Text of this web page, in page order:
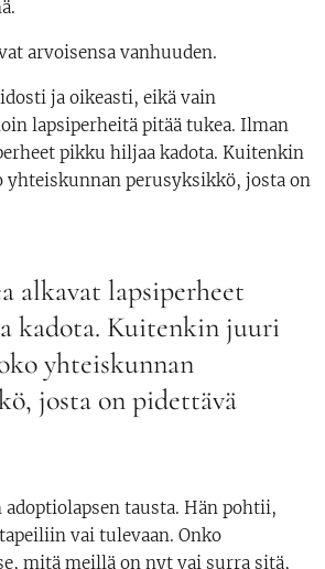
arvoisensa vanhuuden.
ja oikeasti, eikä vain
lapsiperheitä pitää tukea. Ilman
pikku hiljaa kadota. Kuitenkin
yhteiskunnan perusyksikkö, josta on
alkavat lapsiperheet
kadota. Kuitenkin juuri
yhteiskunnan
josta on pidettävä
tausta. Hän pohtii,
vai tulevaan. Onko
mitä meillä on nyt vai surra sitä,